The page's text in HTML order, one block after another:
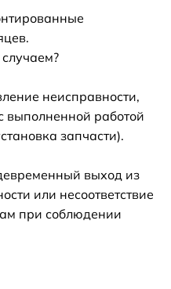
неисправности,
выполненной работой
запчасти).
выход из
или несоответствие
при соблюдении